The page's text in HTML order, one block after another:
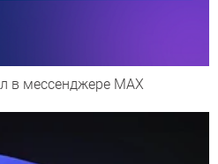
в мессенджере МАХ